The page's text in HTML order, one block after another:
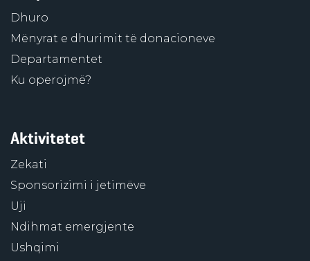
Dhuro
Mënyrat e dhurimit të donacioneve
Departamentet
Ku operojmë?
Aktivitetet
Zekati
Sponsorizimi i jetimëve
Uji
Ndihmat emergjente
Ushqimi